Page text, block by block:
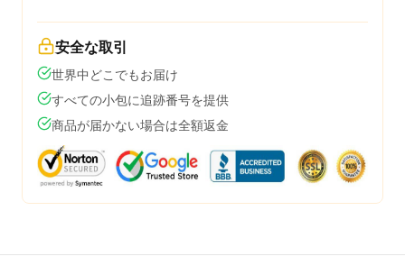
安全な取引
世界中どこでもお届け
すべての小包に追跡番号を提供
商品が届かない場合は全額返金